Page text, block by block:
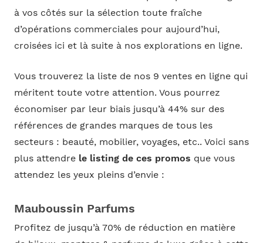
à vos côtés sur la sélection toute fraîche
d’opérations commerciales pour aujourd’hui,
croisées ici et là suite à nos explorations en ligne.
Vous trouverez la liste de nos 9 ventes en ligne qui
méritent toute votre attention. Vous pourrez
économiser par leur biais jusqu’à 44% sur des
références de grandes marques de tous les
secteurs : beauté, mobilier, voyages, etc.. Voici sans
plus attendre le listing de ces promos que vous
attendez les yeux pleins d’envie :
Mauboussin Parfums
Profitez de jusqu’à 70% de réduction en matière